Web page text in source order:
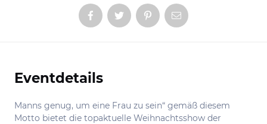
Informationen
Eventdetails
Manns genug, um eine Frau zu sein“ gemäß diesem
Motto bietet die topaktuelle Weihnachtsshow der